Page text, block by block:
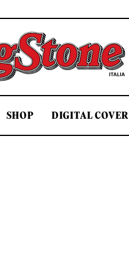
Rolling Stone Italia
SHOP DIGITAL COVER